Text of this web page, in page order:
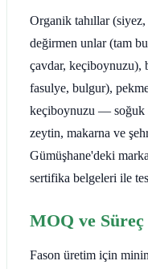
Organik tahıllar
değirmen unlar (tam
çavdar, keçiboynuzu),
fasulye, bulgur),
keçiboynuzu — soğuk
zeytin, makarna ve
Gümüşhane'deki
sertifika belgeleri ile
MOQ ve Süreç
Fason üretim için